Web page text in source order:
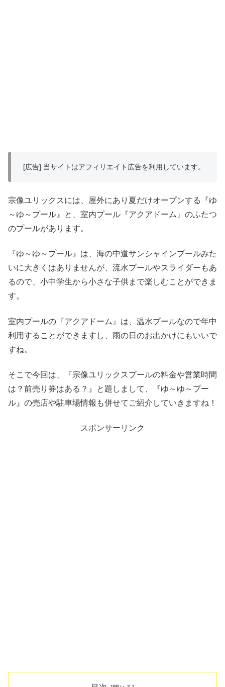
[広告] 当サイトはアフィリエイト広告を利用しています。
宗像ユリックスには、屋外にあり夏だけオープンする『ゆ
～ゆ～プール』と、室内プール『アクアドーム』のふたつ
のプールがあります。
『ゆ～ゆ～プール』は、海の中道サンシャインプールみた
いに大きくはありませんが、流水プールやスライダーもあ
るので、小中学生から小さな子供まで楽しむことができま
す。
室内プールの『アクアドーム』は、温水プールなので年中
利用することができますし、雨の日のお出かけにもいいで
すね。
そこで今回は、『宗像ユリックスプールの料金や営業時間
は？前売り券はある？』と題しまして、『ゆ～ゆ～プー
ル』の売店や駐車場情報も併せてご紹介していきますね！
スポンサーリンク